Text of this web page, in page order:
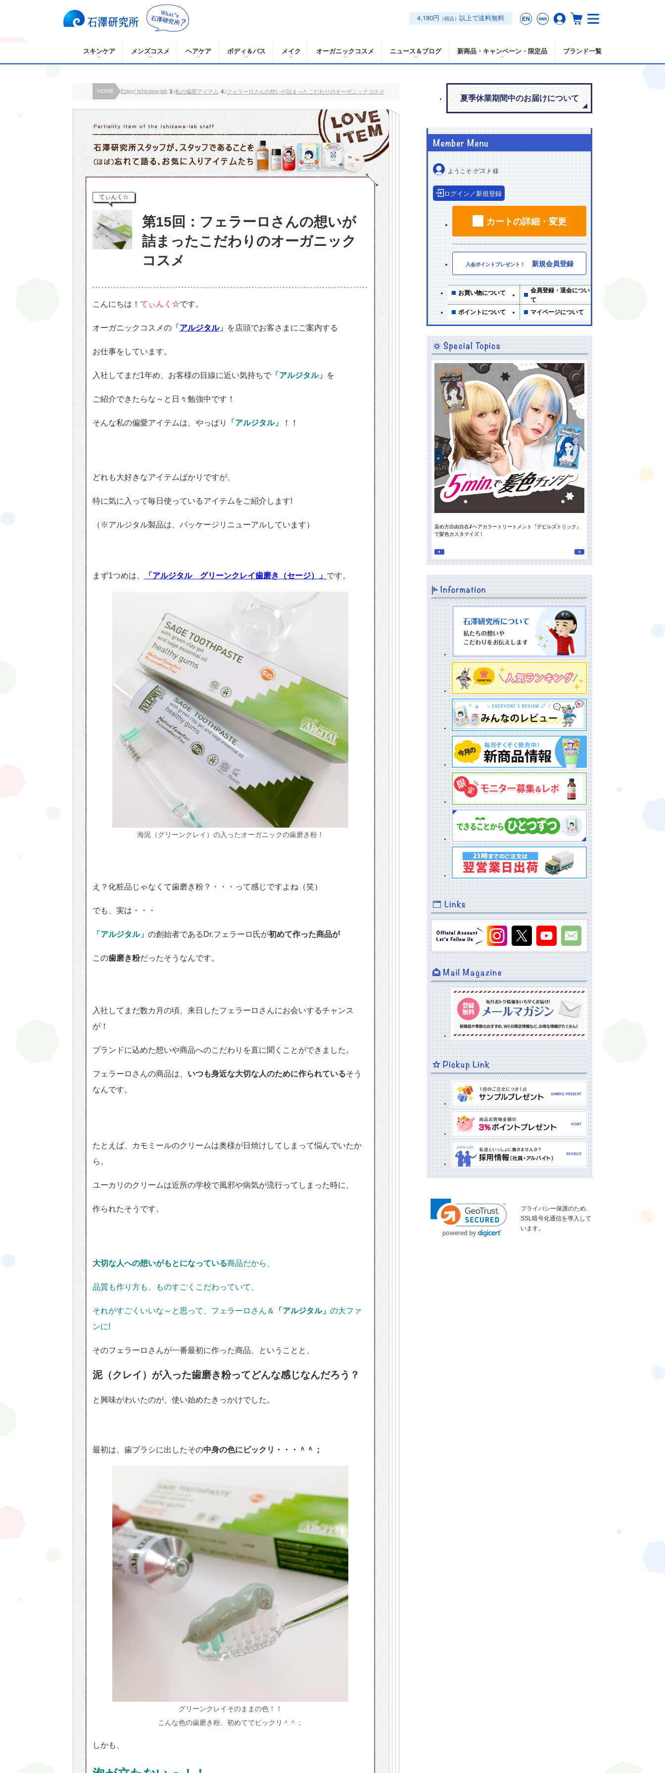
4,180円 （税込） 以上で送料無料
スキンケア メンズコスメ ヘアケア ボディ＆バス メイク オーガニックコスメ ニュース＆ブログ 新商品・キャンペーン・限定品 ブランド一覧
HOME Enjoy! Ishizawa-lab 私の偏愛アイテム フェラーロさんの想いが詰まったこだわりのオーガニックコスメ
てぃんく☆
第15回：フェラーロさんの想いが
詰まったこだわりのオーガニック
コスメ
こんにちは！ てぃんく☆です。
オーガニックコスメの 「 アルジタル」 を店頭でお客さまにご案内する
お仕事をしています。
入社してまだ1年め、お客様の目線に近い気持ちで 「アルジタル」 を
ご紹介できたらな～と日々勉強中です！
そんな私の偏愛アイテムは、やっぱり 「アルジタル」 ！！
どれも大好きなアイテムばかりですが、
特に気に入って毎日使っているアイテムをご紹介します!
（※アルジタル製品は、パッケージリニューアルしています）
まず1つめは、 「アルジタル グリーンクレイ歯磨き（セージ）」 です。
海泥（グリーンクレイ）の入ったオーガニックの歯磨き粉！
え？化粧品じゃなくて歯磨き粉？・・・って感じですよね（笑）
でも、実は・・・
「アルジタル」 の創始者であるDr.フェラーロ氏が初めて作った商品が
この歯磨き粉だったそうなんです。
入社してまだ数カ月の頃、来日したフェラーロさんにお会いするチャンス
が！
ブランドに込めた想いや商品へのこだわりを直に聞くことができました。
フェラーロさんの商品は、 いつも身近な大切な人のために作られているそう
なんです。
たとえば、カモミールのクリームは奥様が日焼けしてしまって悩んでいたか
ら。
ユーカリのクリームは近所の学校で風邪や病気が流行ってしまった時に、
作られたそうです。
大切な人への想いがもとになっている商品だから、
品質も作り方も、ものすごくこだわっていて、
それがすごくいいな～と思って、フェラーロさん＆ 「アルジタル」 の大ファ
ンに!
そのフェラーロさんが一番最初に作った商品、ということと、
泥（クレイ）が入った歯磨き粉ってどんな感じなんだろう？
と興味がわいたのが、使い始めたきっかけでした。
最初は、歯ブラシに出したその中身の色にビックリ・・・＾＾；
グリーンクレイそのままの色！！
こんな色の歯磨き粉、初めてでビックリ＾＾；
しかも、
夏季休業期間中のお届けについて
ようこそゲスト 様
ログイン／新規登録
カートの詳細・変更
入会ポイントプレゼント！ 新規会員登録
お買い物について
会員登録・退会につい
て
ポイントについて
マイページについて
素肌にもサンゴにもやさしい！海に持って行きたい日焼け止め オレンジパワーで夏の地肌すっきり、毛先までさらさらに！
染め方自由自在♪ヘアカラートリートメント『デビルズトリック』
で髪色カスタマイズ！
スタッフの“推しの香り”がついに
南高梅の重曹泡洗顔』♪
プライバシー保護のため、
SSL暗号化通信を導入して
います。